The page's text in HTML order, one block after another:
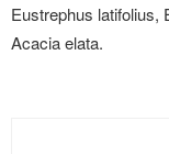
Eustrephus latifolius,
Acacia elata.